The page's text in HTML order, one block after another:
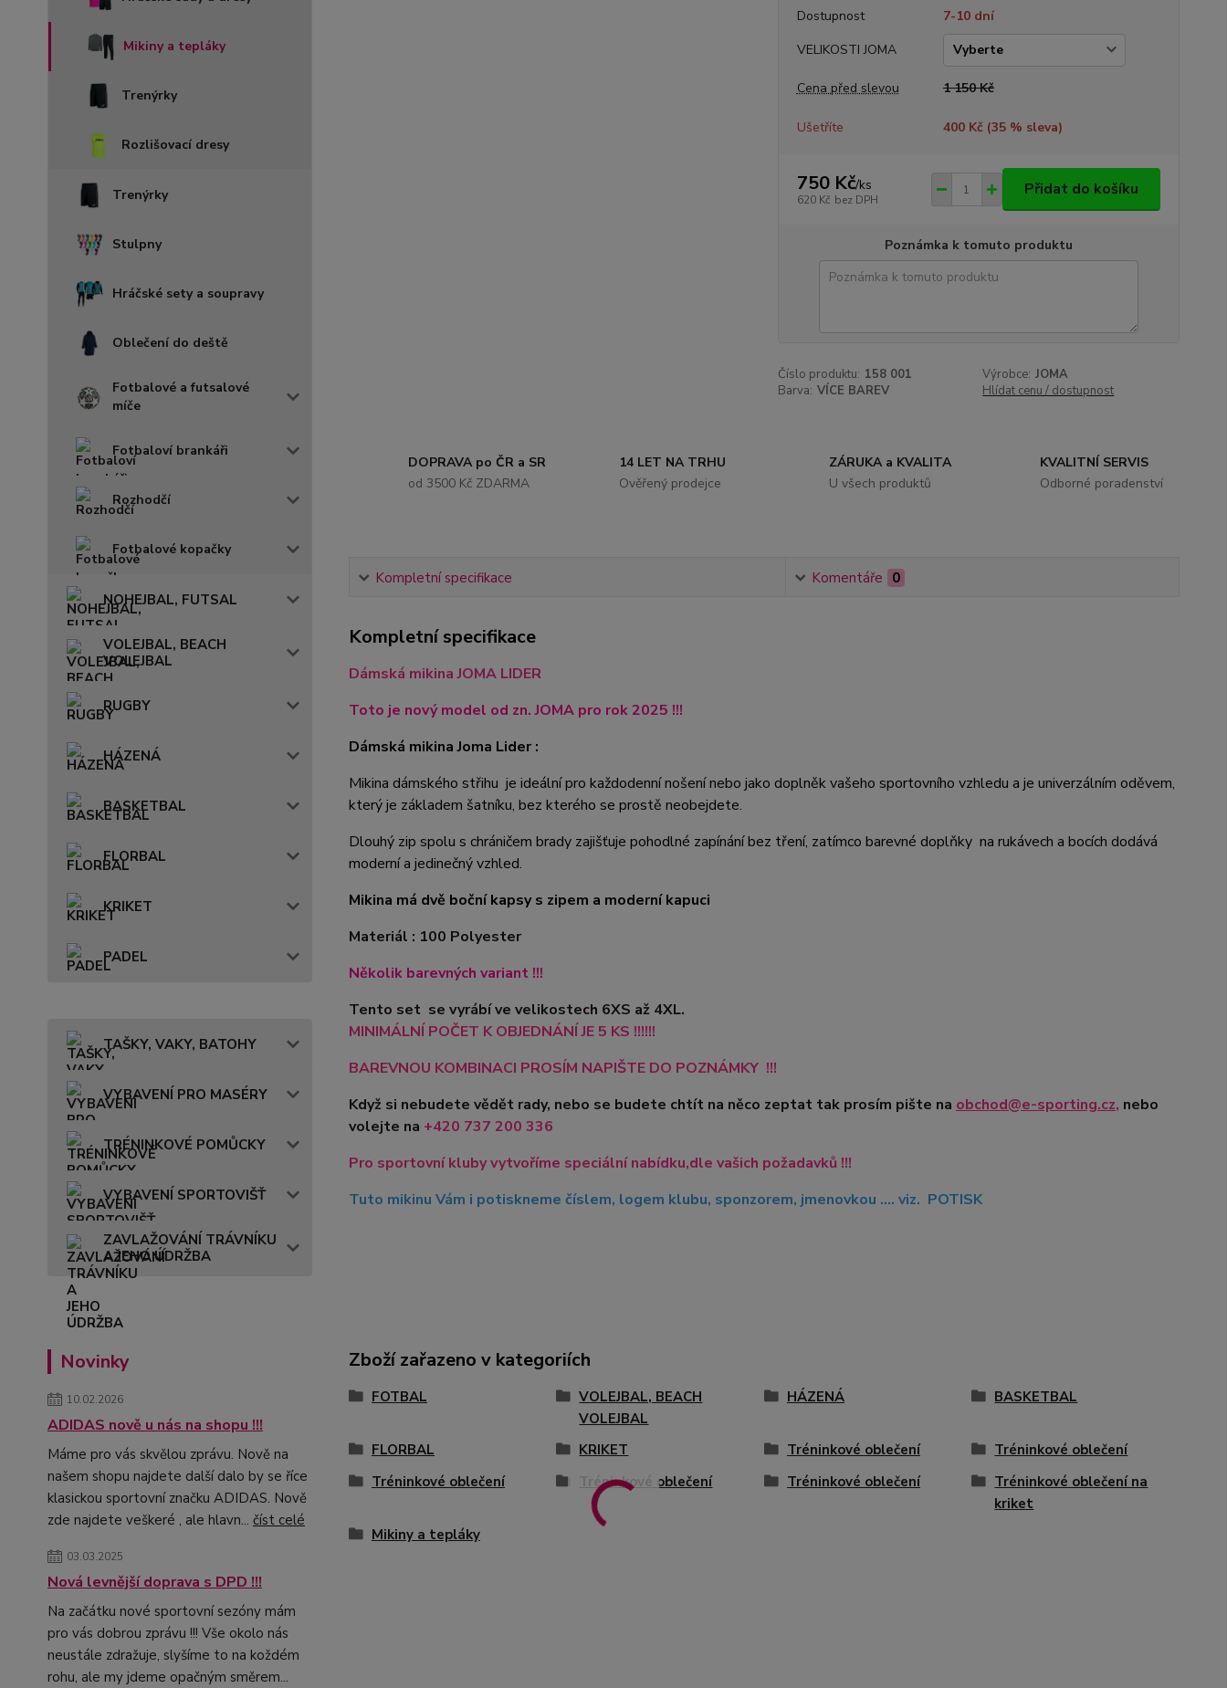
Mikiny a tepláky
Trenýrky
Rozlišovací dresy
Trenýrky
Stulpny
Hráčské sety a soupravy
Oblečení do deště
Fotbalové a futsalové
míče
Fotbaloví brankáři
Rozhodčí
Fotbalové kopačky
NOHEJBAL, FUTSAL
VOLEJBAL, BEACH
VOLEJBAL
RUGBY
HÁZENÁ
BASKETBAL
FLORBAL
KRIKET
PADEL
TAŠKY, VAKY, BATOHY
VYBAVENÍ PRO MASÉRY
TRÉNINKOVÉ POMŮCKY
VYBAVENÍ SPORTOVIŠŤ
ZAVLAŽOVÁNÍ TRÁVNÍKU
A JEHO ÚDRŽBA
Novinky
10.02.2026
ADIDAS nově u nás na shopu !!!
Máme pro vás skvělou zprávu. Nově na
našem shopu najdete další dalo by se říce
klasickou sportovní značku ADIDAS. Nově
zde najdete veškeré , ale hlavn... číst celé
03.03.2025
Nová levnější doprava s DPD !!!
Na začátku nové sportovní sezóny mám
pro vás dobrou zprávu !!! Vše okolo nás
neustále zdražuje, slyšíme to na koždém
rohu, ale my jdeme opačným směrem...
Dostupnost
7-10 dní
VELIKOSTI JOMA
Cena před slevou 1 150 Kč
Ušetříte 400 Kč (35% sleva)
750 Kč/ks
620 Kč bez DPH
Přidat do košíku
Poznámka k tomuto produktu
Číslo produktu: 158 001 Výrobce: JOMA
Barva: VÍCE BAREV Hlídat cenu / dostupnost
DOPRAVA po ČR a SR
od 3500 Kč ZDARMA
14 LET NA TRHU
Ověřený prodejce
ZÁRUKA a KVALITA
U všech produktů
KVALITNÍ SERVIS
Odborné poradenství
Kompletní specifikace Komentáře 0
Kompletní specifikace
Dámská mikina JOMA LIDER
Toto je nový model od zn. JOMA pro rok 2025 !!!
Dámská mikina Joma Lider :
Mikina dámského střihu je ideální pro každodenní nošení nebo jako doplněk vašeho sportovního vzhledu a je univerzálním oděvem,
který je základem šatníku, bez kterého se prostě neobejdete.
Dlouhý zip spolu s chráničem brady zajišťuje pohodlné zapínání bez tření, zatímco barevné doplňky na rukávech a bocích dodává
moderní a jedinečný vzhled.
Mikina má dvě boční kapsy s zipem a moderní kapuci
Materiál : 100 Polyester
Několik barevných variant !!!
Tento set se vyrábí ve velikostech 6XS až 4XL.
MINIMÁLNÍ POČET K OBJEDNÁNÍ JE 5 KS !!!!!!
BAREVNOU KOMBINACI PROSÍM NAPIŠTE DO POZNÁMKY !!!
Když si nebudete vědět rady, nebo se budete chtít na něco zeptat tak prosím pište na obchod@e-sporting.cz, nebo
volejte na +420 737 200 336
Pro sportovní kluby vytvoříme speciální nabídku,dle vašich požadavků !!!
Tuto mikinu Vám i potiskneme číslem, logem klubu, sponzorem, jmenovkou .... viz. POTISK
Zboží zařazeno v kategoriích
FOTBAL
VOLEJBAL, BEACH
VOLEJBAL
HÁZENÁ BASKETBAL
FLORBAL KRIKET Tréninkové oblečení
Tréninkové oblečení
Tréninkové oblečení
Tréninkové oblečení Tréninkové oblečení
Tréninkové oblečení na
kriket
Mikiny a tepláky